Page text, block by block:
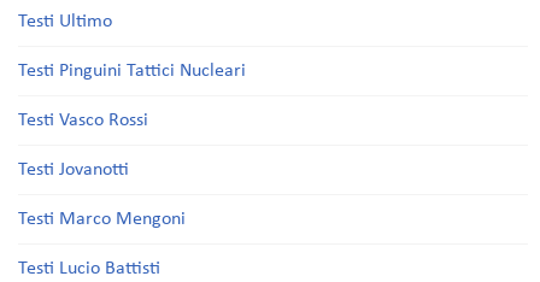
Testi Ultimo
Testi Pinguini Tattici Nucleari
Testi Vasco Rossi
Testi Jovanotti
Testi Marco Mengoni
Testi Lucio Battisti